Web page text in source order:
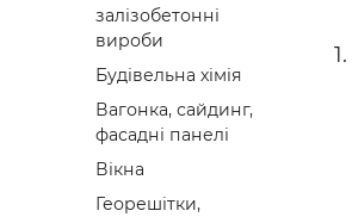
залізобетонні
вироби
Будівельна хімія
Вагонка, сайдинг,
фасадні панелі
Вікна
Георешітки,